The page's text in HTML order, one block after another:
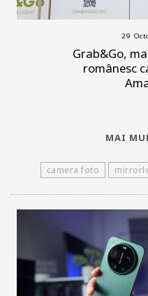
29
Grab&Go,
românesc
MAI
camera foto